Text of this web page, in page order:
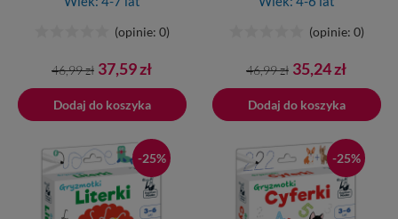
(opinie: 0)
Cena
podstawowa
46,99 zł Cena
37,59 zł
Dodaj do koszyka
(opinie: 0)
Cena
podstawowa
46,99 zł Cena
35,24 zł
Dodaj do koszyka
Dodano do koszyka
-25% -25%